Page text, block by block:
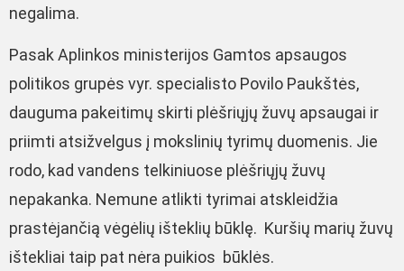
negalima.
Pasak Aplinkos ministerijos Gamtos apsaugos
politikos grupės vyr. specialisto Povilo Paukštės,
dauguma pakeitimų skirti plėšriųjų žuvų apsaugai ir
priimti atsižvelgus į mokslinių tyrimų duomenis. Jie
rodo, kad vandens telkiniuose plėšriųjų žuvų
nepakanka. Nemune atlikti tyrimai atskleidžia
prastėjančią vėgėlių išteklių būklę. Kuršių marių žuvų
ištekliai taip pat nėra puikios būklės.